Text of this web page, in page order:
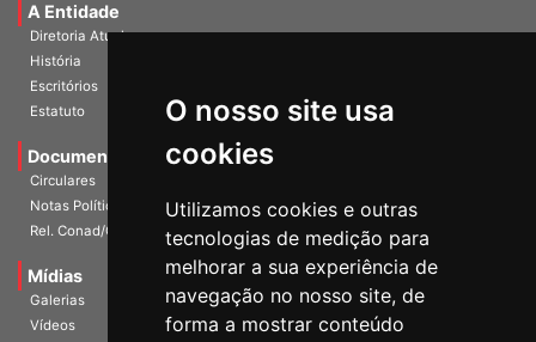
O nosso site usa
cookies
Utilizamos cookies e outras
tecnologias de medição para
melhorar a sua experiência de
navegação no nosso site, de
forma a mostrar conteúdo
A Entidade
Diretoria Atual
História
Escritórios
Estatuto
Documentos
Circulares
Notas Políticas
Rel. Conad/Congresso
Mídias
Galerias
Vídeos